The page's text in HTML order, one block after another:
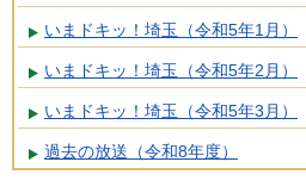
いまドキッ！埼玉（令和5年1月）
いまドキッ！埼玉（令和5年2月）
いまドキッ！埼玉（令和5年3月）
過去の放送（令和8年度）